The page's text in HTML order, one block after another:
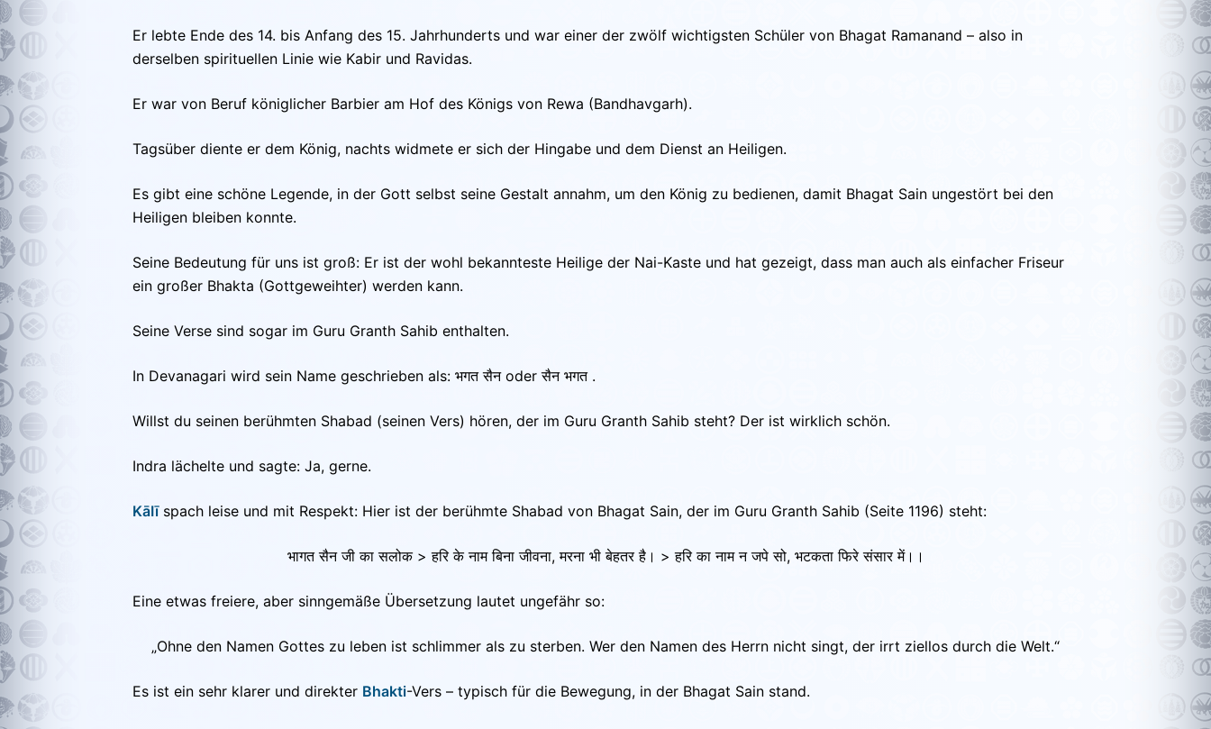
Er lebte Ende des 14. bis Anfang des 15. Jahrhunderts und war einer der zwölf wichtigsten Schüler von Bhagat Ramanand – also in
derselben spirituellen Linie wie Kabir und Ravidas.
Er war von Beruf königlicher Barbier am Hof des Königs von Rewa (Bandhavgarh).
Tagsüber diente er dem König, nachts widmete er sich der Hingabe und dem Dienst an Heiligen.
Es gibt eine schöne Legende, in der Gott selbst seine Gestalt annahm, um den König zu bedienen, damit Bhagat Sain ungestört bei den
Heiligen bleiben konnte.
Seine Bedeutung für uns ist groß: Er ist der wohl bekannteste Heilige der Nai-Kaste und hat gezeigt, dass man auch als einfacher Friseur
ein großer Bhakta (Gottgeweihter) werden kann.
Seine Verse sind sogar im Guru Granth Sahib enthalten.
In Devanagari wird sein Name geschrieben als: भगत सैन oder सैन भगत .
Willst du seinen berühmten Shabad (seinen Vers) hören, der im Guru Granth Sahib steht? Der ist wirklich schön.
Indra lächelte und sagte: Ja, gerne.
KāIīspach leise und mit Respekt: Hier ist der berühmte Shabad von Bhagat Sain, der im Guru Granth Sahib (Seite 1196) steht:
भागत सैन जी का सलोक > हरि के नाम बिना जीवना, मरना भी बेहतर है। > हरि का नाम न जपे सो, भटकता फिरे संसार में।।
Eine etwas freiere, aber sinngemäße Übersetzung lautet ungefähr so:
„Ohne den Namen Gottes zu leben ist schlimmer als zu sterben. Wer den Namen des Herrn nicht singt, der irrt ziellos durch die Welt.“
Es ist ein sehr klarer und direkter Bhakti-Vers – typisch für die Bewegung, in der Bhagat Sain stand.